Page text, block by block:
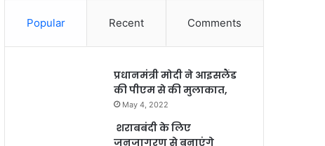
Popular Recent Comments
प्रधानमंत्री मोदी ने आइसलैंड
की पीएम से की मुलाकात,
May 4, 2022
शराबबंदी के लिए
जनजागरण से बनाएंगे